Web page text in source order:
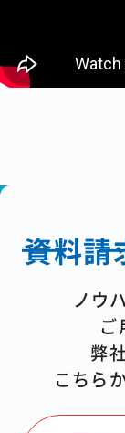
資料請
ノウ
ご
弊
こちら